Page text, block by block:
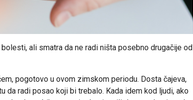
ali smatra da ne radi ništa posebno drugačije od
pogotovo u ovom zimskom periodu. Dosta čajeva,
da radi posao koji bi trebalo. Kada idem kod ljudi, ako